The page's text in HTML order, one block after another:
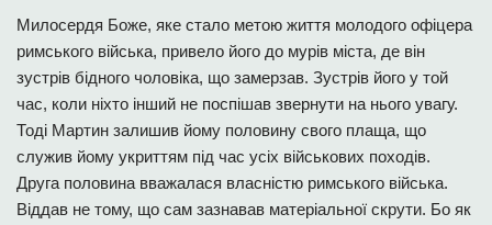
Милосердя Боже, яке стало метою життя молодого офіцера
римського війська, привело його до мурів міста, де він
зустрів бідного чоловіка, що замерзав. Зустрів його у той
час, коли ніхто інший не поспішав звернути на нього увагу.
Тоді Мартин залишив йому половину свого плаща, що
служив йому укриттям під час усіх військових походів.
Друга половина вважалася власністю римського війська.
Віддав не тому, що сам зазнавав матеріальної скрути. Бо як